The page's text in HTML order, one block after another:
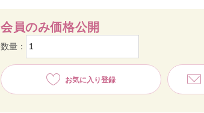
会員のみ価格公開
数量：
お気に入り登録